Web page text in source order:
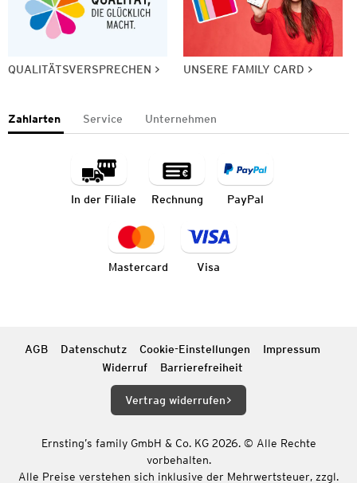
QUALITÄTSVERSPRECHEN UNSERE FAMILY CARD
Zahlarten Service Unternehmen
In der Filiale Rechnung PayPal
Mastercard Visa
AGB Datenschutz Cookie-Einstellungen
Impressum
Widerruf
Barrierefreiheit
Vertrag widerrufen
Ernsting’s family GmbH & Co. KG 2026. © Alle Rechte
vorbehalten.
Alle Preise verstehen sich inklusive der Mehrwertsteuer, zzgl.